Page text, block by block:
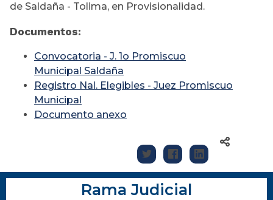
de Saldaña - Tolima, en Provisionalidad.
Documentos:
Convocatoria - J. 1o Promiscuo
Municipal Saldaña
Registro Nal. Elegibles - Juez Promiscuo
Municipal
Documento anexo
Rama Judicial